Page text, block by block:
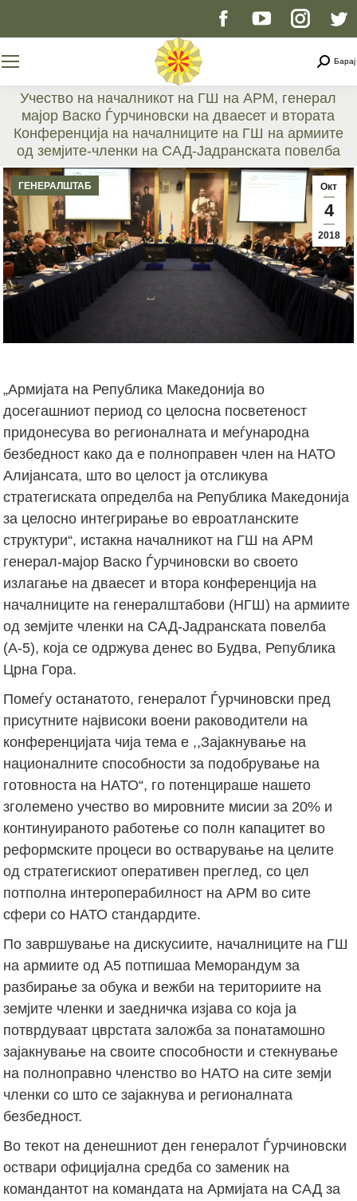
Facebook
opens
in
new
window
YouTube
opens
in
new
window
page
opens
in
new
window
Барај
Учество на началникот на ГШ на АРМ, генерал
мајор Васко Ѓурчиновски на дваесет и втората
Конференција на началниците на ГШ на армиите
од земјите-членки на САД-Јадранската повелба
You are here:
Окт
4
2018
ГЕНЕРАЛШТАБ
„Армијата на Република Македонија во
досегашниот период со целосна посветеност
придонесува во регионалната и меѓународна
безбедност како да е полноправен член на НАТО
Алијансата, што во целост ја отсликува
стратегиската определба на Република Македонија
за целосно интегрирање во евроатланските
структури“, истакна началникот на ГШ на АРМ
генерал-мајор Васко Ѓурчиновски во своето
излагање на дваесет и втора конференција на
началниците на генералштабови (НГШ) на армиите
од земјите членки на САД-Јадранската повелба
(А-5), која се одржува денес во Будва, Република
Црна Гора.
Помеѓу останатото, генералот Ѓурчиновски пред
присутните највисоки воени раководители на
конференцијата чија тема е ,,Зајакнување на
националните способности за подобрување на
готовноста на НАТО“, го потенцираше нашето
зголемено учество во мировните мисии за 20% и
континуираното работење со полн капацитет во
реформските процеси во остварување на целите
од стратегискиот оперативен преглед, со цел
потполна интероперабилност на АРМ во сите
сфери со НАТО стандардите.
По завршување на дискусиите, началниците на ГШ
на армиите од А5 потпишаа Меморандум за
разбирање за обука и вежби на териториите на
земјите членки и заедничка изјава со која ја
потврдуваат цврстата заложба за понатамошно
зајакнување на своите способности и стекнување
на полноправно членство во НАТО на сите земји
членки со што се зајакнува и регионалната
безбедност.
Во текот на денешниот ден генералот Ѓурчиновски
оствари официјална средба со заменик на
командантот на командата на Армијата на САД за